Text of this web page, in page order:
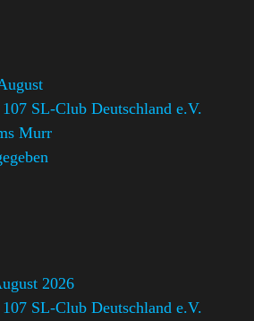
SL-Club Deutschland e.V.
Murr
2026
SL-Club Deutschland e.V.